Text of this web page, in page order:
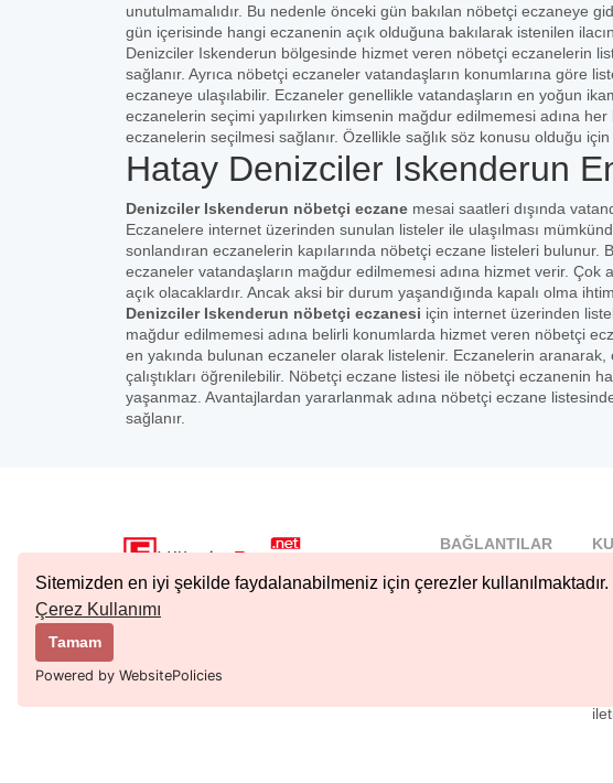
Sitemizden en iyi şekilde faydalanabilmeniz için çerezler
Çerez Kullanımı
Tamam
Powered by WebsitePolicies
unutulmamalıdır. Bu nedenle önceki gün bakılan nöbetçi eczaneye
gün içerisinde hangi eczanenin açık olduğuna bakılarak istenilen
Denizciler Iskenderun bölgesinde hizmet veren nöbetçi eczanelerin
sağlanır. Ayrıca nöbetçi eczaneler vatandaşların konumlarına göre
eczaneye ulaşılabilir. Eczaneler genellikle vatandaşların en yoğun
eczanelerin seçimi yapılırken kimsenin mağdur edilmemesi adına
eczanelerin seçilmesi sağlanır. Özellikle sağlık söz konusu olduğu
Hatay Denizciler Iskenderun
Denizciler Iskenderun nöbetçi eczane mesai saatleri dışında
Eczanelere internet üzerinden sunulan listeler ile ulaşılması
sonlandıran eczanelerin kapılarında nöbetçi eczane listeleri bulunur.
eczaneler vatandaşların mağdur edilmemesi adına hizmet verir. Çok
açık olacaklardır. Ancak aksi bir durum yaşandığında kapalı olma
Denizciler Iskenderun nöbetçi eczanesi için internet üzerinden
mağdur edilmemesi adına belirli konumlarda hizmet veren nöbetçi
en yakında bulunan eczaneler olarak listelenir. Eczanelerin
çalıştıkları öğrenilebilir. Nöbetçi eczane listesi ile nöbetçi eczanenin
yaşanmaz. Avantajlardan yararlanmak adına nöbetçi eczane
sağlanır.
Copyright © 2023 Tüm Hakları Saklıdır.
BAĞLANTILAR
Nöbetçi...